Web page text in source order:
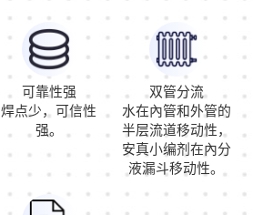
可靠性强
焊点少，可信性
强。
双管分流
水在內管和外管的
半层流道移动性，
安真小编剂在內分
液漏斗移动性。